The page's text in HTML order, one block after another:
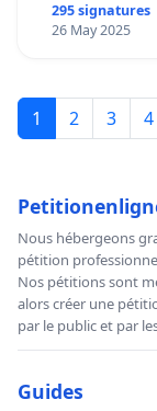
295 signatures
26 May 2025
1 2 3 4
Nous hébergeons
pétition
Nos pétitions sont
alors créer une
par le public et par
Guides